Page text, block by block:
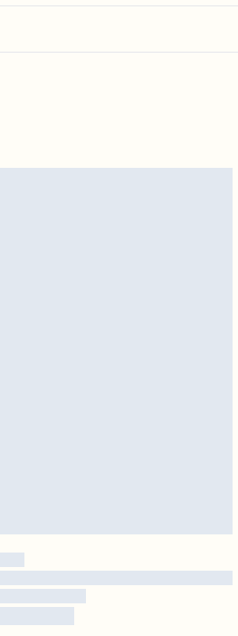
pas rembourser les masques tendance,
Les articles pour la maison, y compris